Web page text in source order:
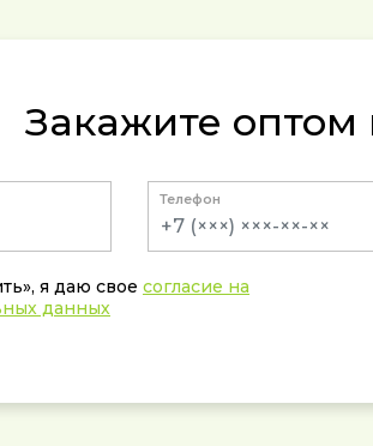
Закажите оптом
Телефон
я даю свое согласие на
данных